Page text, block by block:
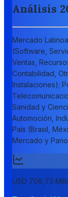
Análisis
Mercado
(Software,
Ventas,
Contabilidad,
Instalaciones);
Sanidad y
Automoción,
País (Brasil,
Mercado y
USD 706,73